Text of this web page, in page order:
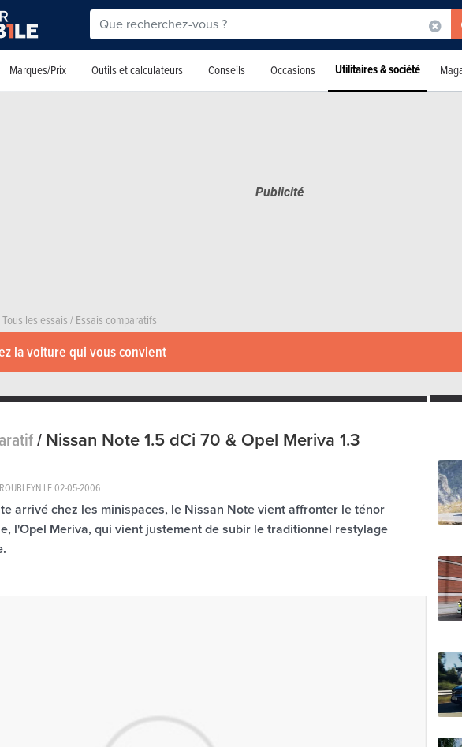
Marques/Prix Outils et calculateurs Conseils Occasions Utilitaires & société
Tous les essais/Essais comparatifs
la voiture qui vous convient
/Nissan Note 1.5 dCi 70 & Opel Meriva 1.3
LE02-05-2006
arrivé chez les minispaces, le Nissan Note vient affronter le ténor
l'Opel Meriva, qui vient justement de subir le traditionnel restylage